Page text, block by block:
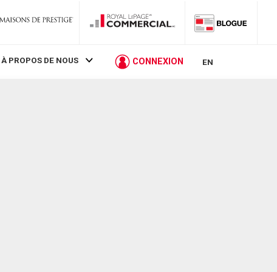
À PROPOS DE NOUS CONNEXION EN